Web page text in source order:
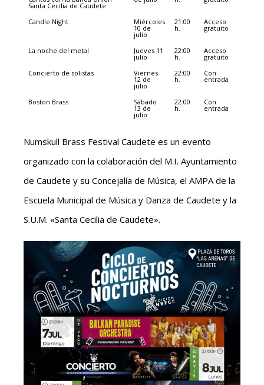
Santa Cecilia de Caudete
Candle Night Miércoles
10 de
julio
21:00
h.
Acceso
gratuito
La noche del metal Jueves 11
julio
22:00
h.
Acceso
gratuito
Concierto de solistas
Viernes
12 de
julio
22:00
h.
Con
entrada
Boston Brass Sábado
13 de
julio
22:00
h.
Con
entrada
Numskull Brass Festival Caudete es un evento
organizado con la colaboración del M.I. Ayuntamiento
de Caudete y su Concejalía de Música, el AMPA de la
Escuela Municipal de Música y Danza de Caudete y la
S.U.M. «Santa Cecilia de Caudete».